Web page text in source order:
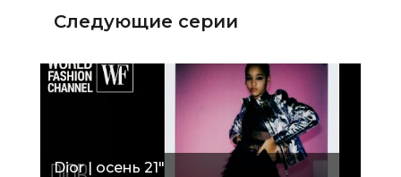
Следующие серии
Dior | осень 21"